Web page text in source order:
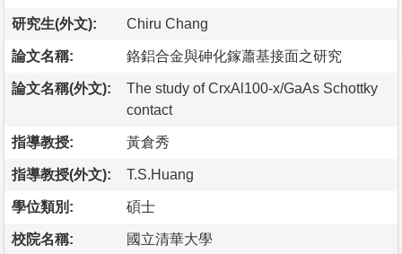
研究生(外文): Chiru Chang
論文名稱: 鉻鋁合金與砷化鎵蕭基接面之研究
論文名稱(外文):
The study of CrxAl100-x/GaAs Schottky
contact
指導教授: 黃倉秀
指導教授(外文): T.S.Huang
學位類別: 碩士
校院名稱: 國立清華大學